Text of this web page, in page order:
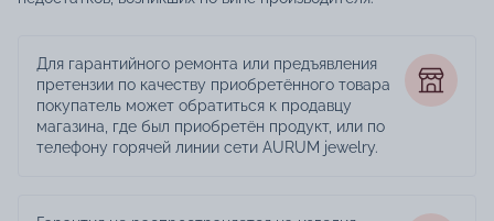
Для гарантийного ремонта или предъявления
претензии по качеству приобретённого товара
покупатель может обратиться к продавцу
магазина, где был приобретён продукт, или по
телефону горячей линии сети AURUM jewelry.